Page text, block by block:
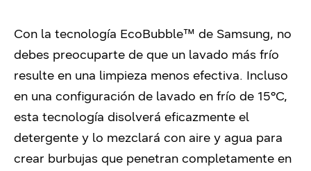
Con la tecnología EcoBubble™ de Samsung, no
debes preocuparte de que un lavado más frío
resulte en una limpieza menos efectiva. Incluso
en una configuración de lavado en frío de 15°C,
esta tecnología disolverá eficazmente el
detergente y lo mezclará con aire y agua para
crear burbujas que penetran completamente en